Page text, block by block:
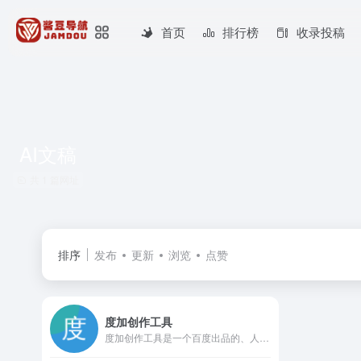
首页 排行榜 收录投稿
排序 发布 更新 浏览 点赞
度加创作工具